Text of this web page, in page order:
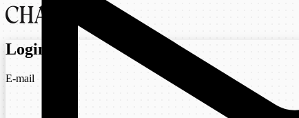
Login
E-mail